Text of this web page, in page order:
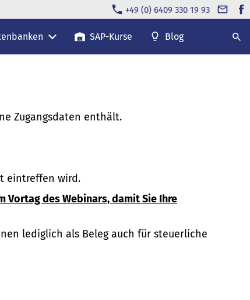
+49 (0) 6409 330 19 93
SAP-Kurse Blog
Zugangsdaten enthält.
eintreffen wird.
Vortag des Webinars, damit Sie Ihre
lediglich als Beleg auch für steuerliche